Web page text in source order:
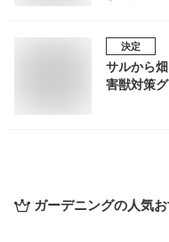
決定
サルから
害獣対策
ガーデニングの人気